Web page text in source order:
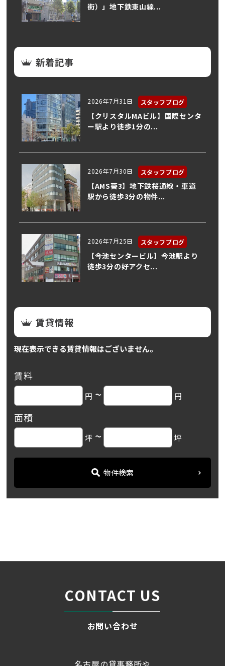
街）」地下鉄東山線...
新着記事
2026年7月31日 スタッフブログ
【クリスタルMAビル】国際センタ
ー駅より徒歩1分の...
2026年7月30日 スタッフブログ
【AMS葵3】地下鉄桜通線・車道
駅から徒歩3分の物件...
2026年7月25日 スタッフブログ
【今池センタービル】今池駅より
徒歩3分の好アクセ...
賃貸情報
現在表示できる賃貸情報はございません。
賃料
円 ~ 円
面積
坪 ~ 坪
物件検索
CONTACT US
お問い合わせ